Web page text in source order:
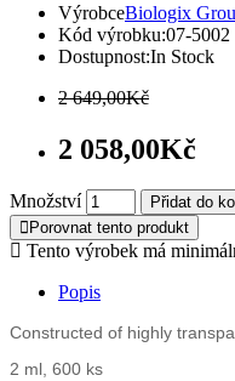
VýrobceBiologix
Kód výrobku:07-5002
Dostupnost:In Stock
2 649,00Kč
2 058,00Kč
Množství Přidat do
Porovnat tento produkt
Tento výrobek má
Popis
Constructed of highly
2 ml, 600 ks